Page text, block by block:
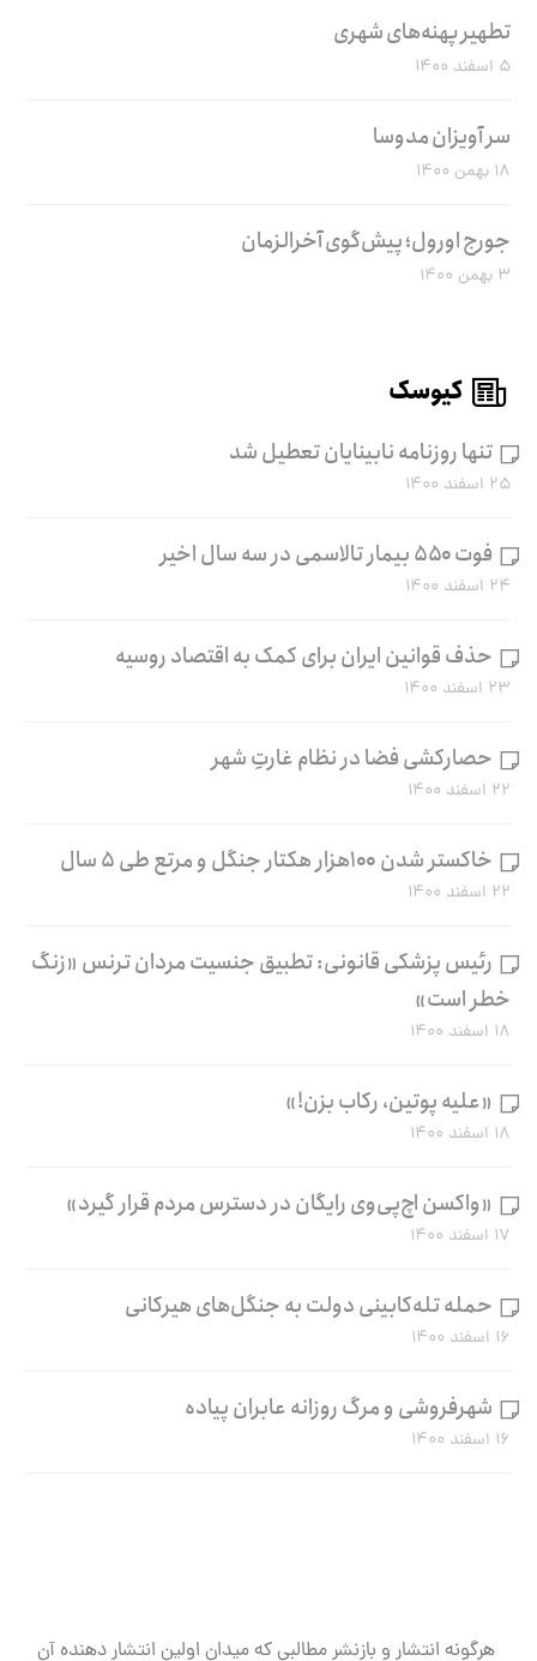
تطهیر پهنه‌های شهری
۵ اسفند ۱۴۰۰
سر آویزان مدوسا
۱۸ بهمن ۱۴۰۰
جورج اورول؛ پیش‌گوی آخرالزمان
۳ بهمن ۱۴۰۰
کیوسک
تنها روزنامه نابینایان تعطیل شد
۲۵ اسفند ۱۴۰۰
فوت ۵۵۰ بیمار تالاسمی در سه سال اخیر
۲۴ اسفند ۱۴۰۰
حذف قوانین ایران برای کمک به اقتصاد روسیه
۲۳ اسفند ۱۴۰۰
حصارکشی فضا در نظام غارتِ شهر
۲۲ اسفند ۱۴۰۰
خاکستر شدن ۱۰۰هزار هکتار جنگل و مرتع طی ۵ سال
۲۲ اسفند ۱۴۰۰
رئیس پزشکی قانونی: تطبیق جنسیت مردان ترنس «زنگ
خطر است»
۱۸ اسفند ۱۴۰۰
«علیه پوتین، رکاب بزن!»
۱۸ اسفند ۱۴۰۰
«واکسن اچ‌پی‌وی رایگان در دسترس مردم قرار گیرد»
۱۷ اسفند ۱۴۰۰
حمله تله‌کابینی دولت به جنگل‌های هیرکانی
۱۶ اسفند ۱۴۰۰
شهرفروشی و مرگ روزانه عابران پیاده
۱۶ اسفند ۱۴۰۰
هرگونه انتشار و بازنشر مطالبی که میدان اولین انتشار دهنده آن